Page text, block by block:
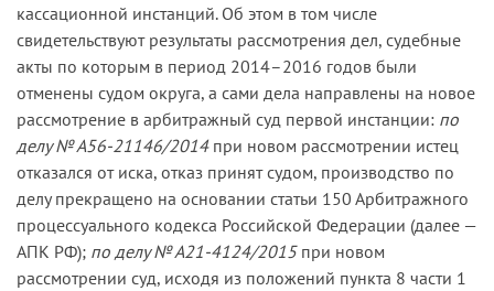
кассационной инстанций. Об этом в том числе
свидетельствуют результаты рассмотрения дел, судебные
акты по которым в период 2014–2016 годов были
отменены судом округа, а сами дела направлены на новое
рассмотрение в арбитражный суд первой инстанции: по
делу № А56-21146/2014при новом рассмотрении истец
отказался от иска, отказ принят судом, производство по
делу прекращено на основании статьи 150 Арбитражного
процессуального кодекса Российской Федерации (далее —
АПК РФ); по делу № А21-4124/2015при новом
рассмотрении суд, исходя из положений пункта 8 части 1